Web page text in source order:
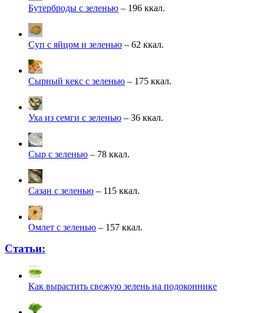
Бутерброды с зеленью – 196 ккал.
Суп с яйцом и зеленью – 62 ккал.
Сырный кекс с зеленью – 175 ккал.
Уха из семги с зеленью – 36 ккал.
Сыр с зеленью – 78 ккал.
Сазан с зеленью – 115 ккал.
Омлет с зеленью – 157 ккал.
Статьи:
Как вырастить свежую зелень на подоконнике